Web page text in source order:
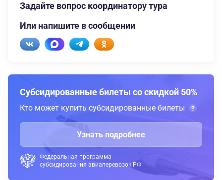
Задайте вопрос координатору тура
Или напишите в сообщении
Субсидированные билеты со скидкой 50%
Кто может купить субсидированные билеты
Узнать подробнее
Федеральная программа
субсидирования авиаперевозок РФ